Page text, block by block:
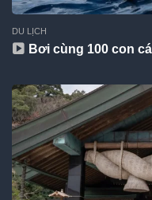
DU LỊCH
Bơi cùng 100 con